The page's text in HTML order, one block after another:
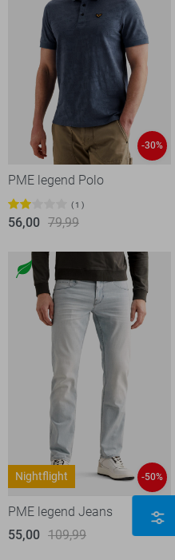
-30%
PME legend Polo
1
56,00 79,99
Nightflight -50%
PME legend Jeans
55,00 109,99